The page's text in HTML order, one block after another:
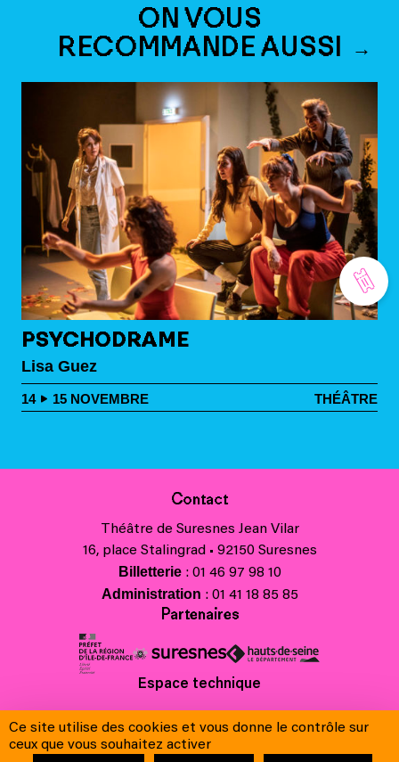
ON VOUS
RECOMMANDE AUSSI
PSYCHODRAME
Lisa Guez
14 15 NOVEMBRE THÉÂTRE
Contact
Théâtre de Suresnes Jean Vilar
16, place Stalingrad • 92150 Suresnes
Billetterie: 01 46 97 98 10
Administration : 01 41 18 85 85
Partenaires
Espace technique
Contacts
Crédits
Ce site utilise des cookies et vous donne le contrôle sur
ceux que vous souhaitez activer